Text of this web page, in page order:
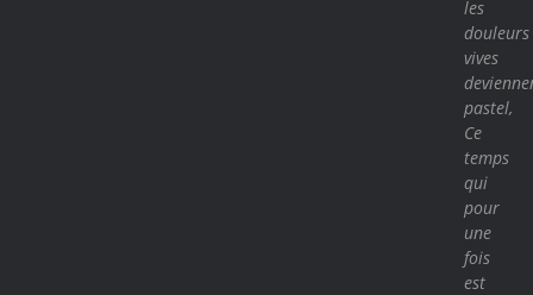
les
douleurs
vives
pastel,
Ce
temps
qui
pour
une
fois
est